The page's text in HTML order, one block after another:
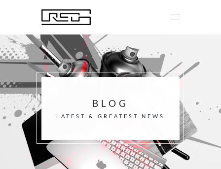
BLOG
LATEST & GREATEST NEWS